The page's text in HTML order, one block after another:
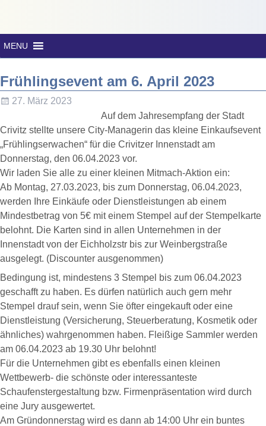
MENU
Frühlingsevent am 6. April 2023
27. März 2023
Auf dem Jahresempfang der Stadt
Crivitz stellte unsere City-Managerin das kleine Einkaufsevent
„Frühlingserwachen“ für die Crivitzer Innenstadt am
Donnerstag, den 06.04.2023 vor.
Wir laden Sie alle zu einer kleinen Mitmach-Aktion ein:
Ab Montag, 27.03.2023, bis zum Donnerstag, 06.04.2023,
werden Ihre Einkäufe oder Dienstleistungen ab einem
Mindestbetrag von 5€ mit einem Stempel auf der Stempelkarte
belohnt. Die Karten sind in allen Unternehmen in der
Innenstadt von der Eichholzstr bis zur Weinbergstraße
ausgelegt. (Discounter ausgenommen)
Bedingung ist, mindestens 3 Stempel bis zum 06.04.2023
geschafft zu haben. Es dürfen natürlich auch gern mehr
Stempel drauf sein, wenn Sie öfter eingekauft oder eine
Dienstleistung (Versicherung, Steuerberatung, Kosmetik oder
ähnliches) wahrgenommen haben. Fleißige Sammler werden
am 06.04.2023 ab 19.30 Uhr belohnt!
Für die Unternehmen gibt es ebenfalls einen kleinen
Wettbewerb- die schönste oder interessanteste
Schaufenstergestaltung bzw. Firmenpräsentation wird durch
eine Jury ausgewertet.
Am Gründonnerstag wird es dann ab 14:00 Uhr ein buntes